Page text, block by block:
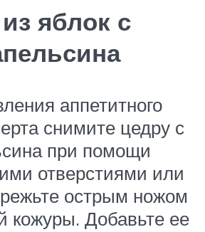
яблок с
аппетитного
снимите цедру с
при помощи
отверстиями или
острым ножом
кожуры. Добавьте ее